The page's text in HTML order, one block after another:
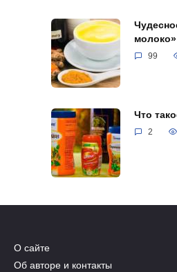
99
Что
2
О сайте
Об авторе и контакты